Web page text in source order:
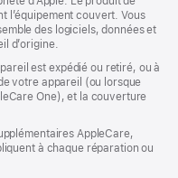
l’équipement couvert. Vous
des logiciels, données et
d’origine.
est expédié ou retiré, ou à
votre appareil (ou lorsque
One), et la couverture
AppleCare,
à chaque réparation ou